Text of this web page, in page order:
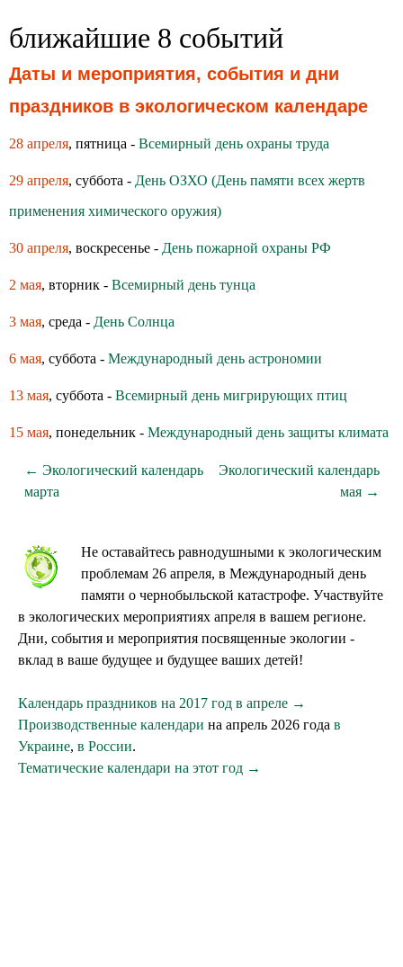
ближайшие 8 событий
Даты и мероприятия, события и дни
праздников в экологическом календаре
28 апреля, пятница - Всемирный день охраны труда
29 апреля, суббота - День ОЗХО (День памяти всех жертв
применения химического оружия)
30 апреля, воскресенье - День пожарной охраны РФ
2 мая, вторник - Всемирный день тунца
3 мая, среда - День Солнца
6 мая, суббота - Международный день астрономии
13 мая, суббота - Всемирный день мигрирующих птиц
15 мая, понедельник - Международный день защиты климата
← Экологический календарь
марта
Экологический календарь
мая →
Не оставайтесь равнодушными к экологическим
проблемам 26 апреля, в Международный день
памяти о чернобыльской катастрофе. Участвуйте
в экологических мероприятиях апреля в вашем регионе.
Дни, события и мероприятия посвященные экологии -
вклад в ваше будущее и будущее ваших детей!
Календарь праздников на 2017 год в апреле →
Производственные календари на апрель 2026 года в
Украине, в России.
Тематические календари на этот год →